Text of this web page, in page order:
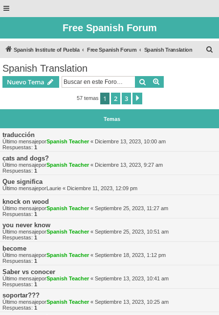
Free Spanish Forum
Spanish Institute of Puebla Free Spanish Forum Spanish Translation
Spanish Translation
Nuevo Tema Buscar
57 temas 1 2 3
Temas
traducción
Último mensajeporSpanish Teacher« Diciembre 13, 2023, 10:00 am
Respuestas: 1
cats and dogs?
Último mensajeporSpanish Teacher« Diciembre 13, 2023, 9:27 am
Respuestas: 1
Que significa
Último mensajeporLaurie « Diciembre 11, 2023, 12:09 pm
knock on wood
Último mensajeporSpanish Teacher« Septiembre 25, 2023, 11:27 am
Respuestas: 1
you never know
Último mensajeporSpanish Teacher« Septiembre 25, 2023, 10:51 am
Respuestas: 1
become
Último mensajeporSpanish Teacher« Septiembre 18, 2023, 1:12 pm
Respuestas: 1
Saber vs conocer
Último mensajeporSpanish Teacher« Septiembre 13, 2023, 10:41 am
Respuestas: 1
soportar???
Último mensajeporSpanish Teacher« Septiembre 13, 2023, 10:25 am
Respuestas: 1